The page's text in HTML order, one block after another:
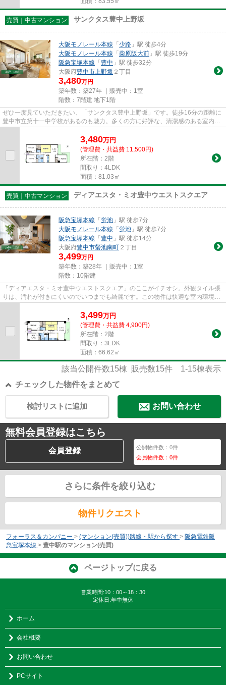
売買｜中古マンション サンクタス豊中上野坂
大阪モノレール本線 「 少路 」駅 徒歩4分
大阪モノレール本線 「 柴原阪大前 」駅 徒歩19分
阪急宝塚本線 「 豊中 」駅 徒歩32分
大阪府豊中市上野坂 ２丁目
3,480万円
築年数：築27年 ｜販売中： 1室
階数：7階建 地下1階
ぜひ一度見ていただきたい、「サンクタス豊中上野坂」です。徒歩16分の距離に
豊中市立第十一中学校があるのも魅力。多くの方に好評な、清潔感のある室内が
3,480万円
(管理費・共益費 11,500円)
所在階：2階
間取り：4LDK
面積：81.03㎡
売買｜中古マンション ディアエスタ・ミオ豊中ウエストスクエア
阪急宝塚本線 「 蛍池 」駅 徒歩7分
大阪モノレール本線 「 蛍池 」駅 徒歩7分
阪急宝塚本線 「 豊中 」駅 徒歩14分
大阪府豊中市螢池南町 ２丁目
3,499万円
築年数：築28年 ｜販売中： 1室
階数：10階建
「ディアエスタ・ミオ豊中ウエストスクエア」のここがイチオシ。外観タイル張
りは、汚れが付きにくいのでいつまでも綺麗です。この物件は快適な室内環境が
3,499万円
(管理費・共益費 4,900円)
所在階：2階
間取り：3LDK
面積：66.62㎡
該当公開件数15棟 販売数15件 1-15棟表示
チェックした物件をまとめて
お問い合わせ
検討リストに追加
無料会員登録はこちら
会員登録 公開物件数：0件
会員物件数：0件
さらに条件を絞り込む
物件リクエスト
フォーラス＆カンパニー > (マンション(売買))路線・駅から探す > 阪急電鉄阪
急宝塚本線 > 豊中駅のマンション(売買)
ページトップに戻る
営業時間:10：00～18：30
定休日:年中無休
ホーム
会社概要
お問い合わせ
PCサイト